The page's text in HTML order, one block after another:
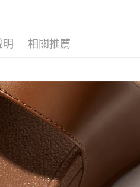
明 相關推薦